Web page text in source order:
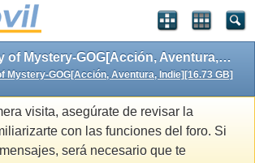
Trine 4 Melody of Mystery-GOG[Acción, Aventura, Indie][16.73 GB] [NF]
Mystery-GOG[Acción, Aventura, Indie][16.73 GB]
visita, asegúrate de revisar la
con las funciones del foro. Si
será necesario que te